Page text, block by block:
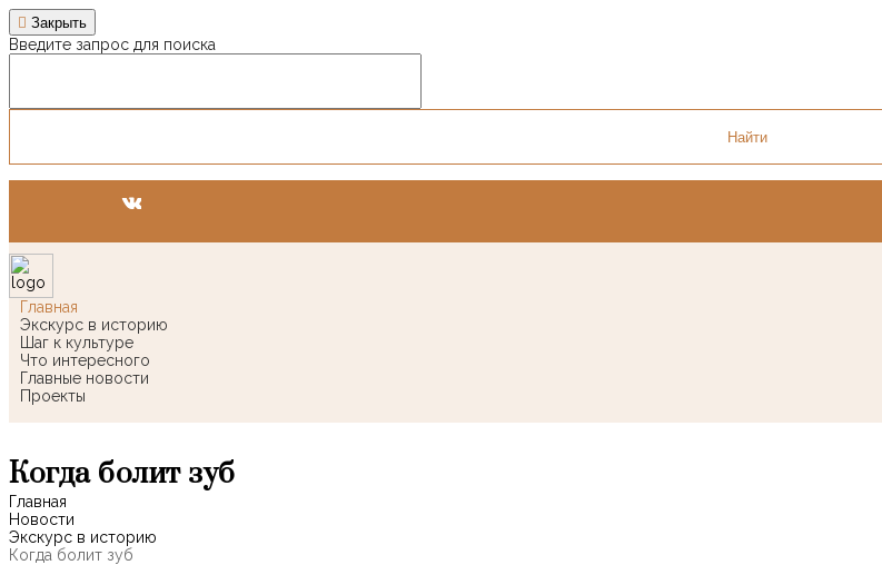
Закрыть
Введите запрос для поиска
Найти
Главная
Экскурс в историю
Шаг к культуре
Что интересного
Главные новости
Проекты
Когда болит зуб
Главная
Новости
Экскурс в историю
Когда болит зуб